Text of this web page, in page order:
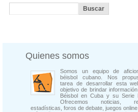
Quienes somos
Somos un equipo de
béisbol cubano. Nos
tarea de desarrollar esta
objetivo de brindar
Béisbol en Cuba y su Serie
Ofrecemos noticias,
estadísticas, foros de debate, juegos